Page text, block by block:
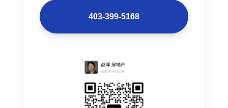
403-399-5168